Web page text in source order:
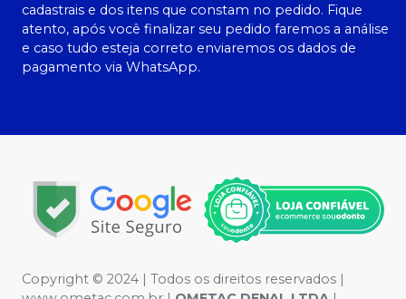
cadastrais e dos itens que constam no pedido. Fique
atento, após você finalizar seu pedido faremos a análise
e caso tudo esteja correto enviaremos os dados de
pagamento via WhatsApp.
Copyright © 2024 | Todos os direitos reservados |